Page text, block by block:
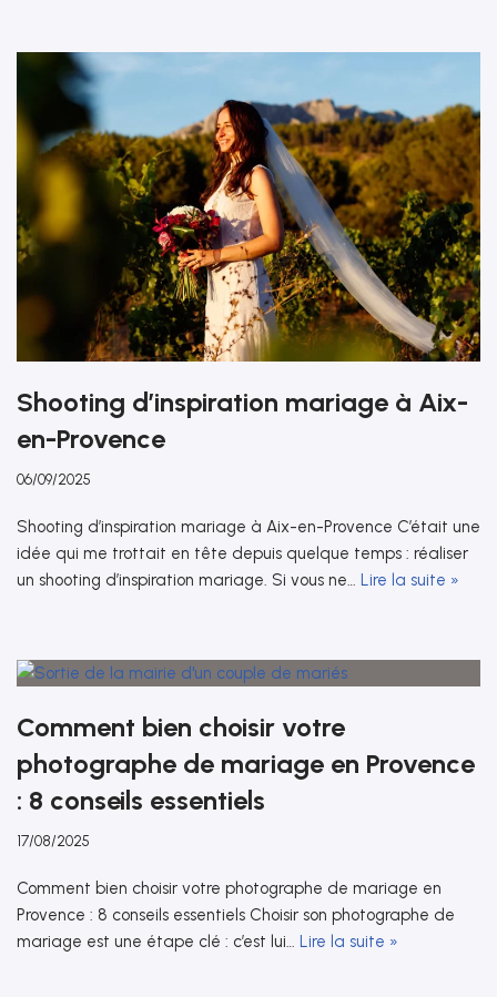
Shooting d’inspiration mariage à Aix-
en-Provence
06/09/2025
Shooting d’inspiration mariage à Aix-en-Provence C’était une
idée qui me trottait en tête depuis quelque temps : réaliser
un shooting d’inspiration mariage. Si vous ne… Lire la suite »
Comment bien choisir votre
photographe de mariage en Provence
: 8 conseils essentiels
17/08/2025
Comment bien choisir votre photographe de mariage en
Provence : 8 conseils essentiels Choisir son photographe de
mariage est une étape clé : c’est lui… Lire la suite »